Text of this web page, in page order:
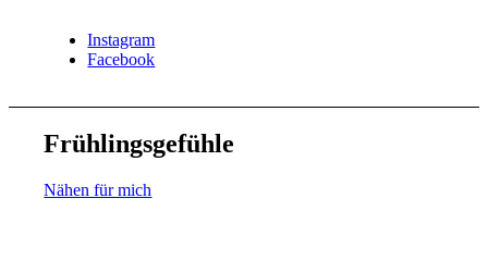
Instagram
Facebook
Frühlingsgefühle
Nähen für mich